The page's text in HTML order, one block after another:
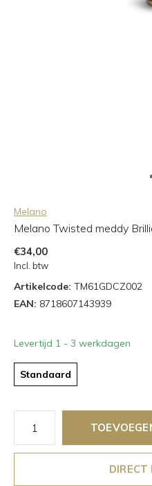
Melano
Melano Twisted meddy
€34,00
Incl. btw
Artikelcode: TM61GDCZ002
EAN: 8718607143939
Levertijd 1 - 3 werkdagen
Standaard
DIRECT